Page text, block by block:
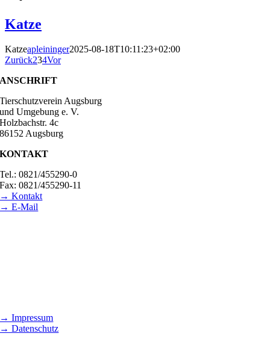
Katze
Katzeapleininger2025-08-18T10:11:23+02:00
Zurück234Vor
ANSCHRIFT
Tierschutzverein Augsburg
und Umgebung e. V.
Holzbachstr. 4c
86152 Augsburg
KONTAKT
Tel.: 0821/455290-0
Fax: 0821/455290-11
→ Kontakt
→ E-Mail
→ Impressum
→ Datenschutz